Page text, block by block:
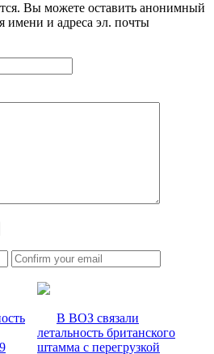
Вы можете оставить анонимный
имени и адреса эл. почты
В ВОЗ связали
летальность британского
штамма с перегрузкой